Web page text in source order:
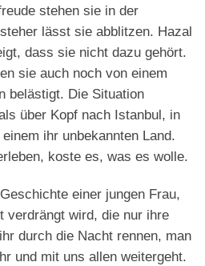
stehen sie in der
lässt sie abblitzen. Hazal
dass sie nicht dazu gehört.
sie auch noch von einem
belästigt. Die Situation
über Kopf nach Istanbul, in
ihr unbekannten Land.
koste es, was es wolle.
einer jungen Frau,
verdrängt wird, die nur ihre
durch die Nacht rennen, man
und mit uns allen weitergeht.